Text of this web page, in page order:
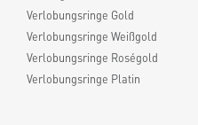
Verlobungsringe Gold
Verlobungsringe Weißgold
Verlobungsringe Roségold
Verlobungsringe Platin